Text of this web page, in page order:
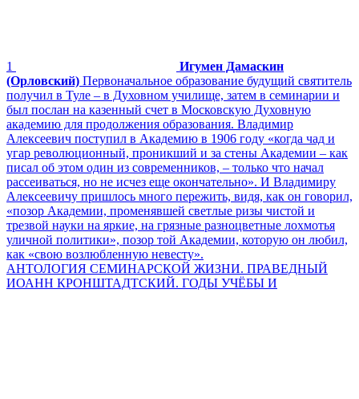
1
Игумен Дамаскин
(Орловский) Первоначальное образование будущий святитель
получил в Туле – в Духовном училище, затем в семинарии и
был послан на казенный счет в Московскую Духовную
академию для продолжения образования. Владимир
Алексеевич поступил в Академию в 1906 году «когда чад и
угар революционный, проникший и за стены Академии – как
писал об этом один из современников, – только что начал
рассеиваться, но не исчез еще окончательно». И Владимиру
Алексеевичу пришлось много пережить, видя, как он говорил,
«позор Академии, променявшей светлые ризы чистой и
трезвой науки на яркие, на грязные разноцветные лохмотья
уличной политики», позор той Академии, которую он любил,
как «свою возлюбленную невесту».
АНТОЛОГИЯ СЕМИНАРСКОЙ ЖИЗНИ. ПРАВЕДНЫЙ
ИОАНН КРОНШТАДТСКИЙ. ГОДЫ УЧЁБЫ И